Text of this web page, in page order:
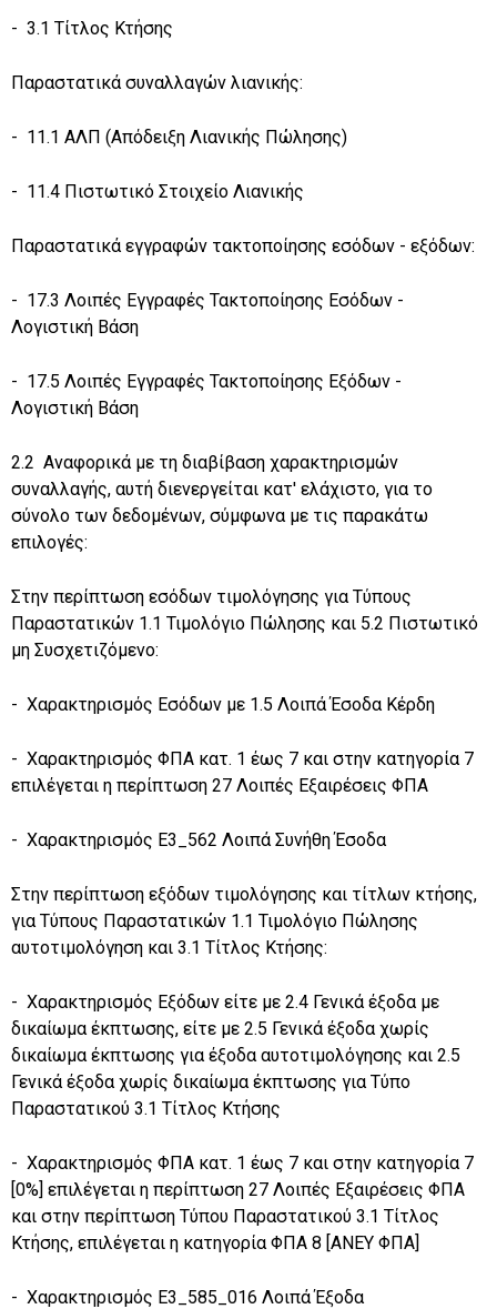
- 3.1 Τίτλος Κτήσης
Παραστατικά συναλλαγών λιανικής:
- 11.1 ΑΛΠ (Απόδειξη Λιανικής Πώλησης)
- 11.4 Πιστωτικό Στοιχείο Λιανικής
Παραστατικά εγγραφών τακτοποίησης εσόδων - εξόδων:
- 17.3 Λοιπές Εγγραφές Τακτοποίησης Εσόδων -
Λογιστική Βάση
- 17.5 Λοιπές Εγγραφές Τακτοποίησης Εξόδων -
Λογιστική Βάση
2.2 Αναφορικά με τη διαβίβαση χαρακτηρισμών
συναλλαγής, αυτή διενεργείται κατ' ελάχιστο, για το
σύνολο των δεδομένων, σύμφωνα με τις παρακάτω
επιλογές:
Στην περίπτωση εσόδων τιμολόγησης για Τύπους
Παραστατικών 1.1 Τιμολόγιο Πώλησης και 5.2 Πιστωτικό
μη Συσχετιζόμενο:
- Χαρακτηρισμός Εσόδων με 1.5 Λοιπά Έσοδα Κέρδη
- Χαρακτηρισμός ΦΠΑ κατ. 1 έως 7 και στην κατηγορία 7
επιλέγεται η περίπτωση 27 Λοιπές Εξαιρέσεις ΦΠΑ
- Χαρακτηρισμός Ε3_562 Λοιπά Συνήθη Έσοδα
Στην περίπτωση εξόδων τιμολόγησης και τίτλων κτήσης,
για Τύπους Παραστατικών 1.1 Τιμολόγιο Πώλησης
αυτοτιμολόγηση και 3.1 Τίτλος Κτήσης:
- Χαρακτηρισμός Εξόδων είτε με 2.4 Γενικά έξοδα με
δικαίωμα έκπτωσης, είτε με 2.5 Γενικά έξοδα χωρίς
δικαίωμα έκπτωσης για έξοδα αυτοτιμολόγησης και 2.5
Γενικά έξοδα χωρίς δικαίωμα έκπτωσης για Τύπο
Παραστατικού 3.1 Τίτλος Κτήσης
- Χαρακτηρισμός ΦΠΑ κατ. 1 έως 7 και στην κατηγορία 7
[0%] επιλέγεται η περίπτωση 27 Λοιπές Εξαιρέσεις ΦΠΑ
και στην περίπτωση Τύπου Παραστατικού 3.1 Τίτλος
Κτήσης, επιλέγεται η κατηγορία ΦΠΑ 8 [ΑΝΕΥ ΦΠΑ]
- Χαρακτηρισμός Ε3_585_016 Λοιπά Έξοδα